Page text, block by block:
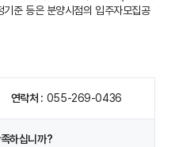
준 등은 분양시점의 입주자모집공
연락처 055-269-0436
하십니까?